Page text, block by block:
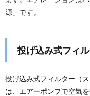
源」です。
投げ込み式フィ
投げ込み式フィルター（
は、エアーポンプで空気